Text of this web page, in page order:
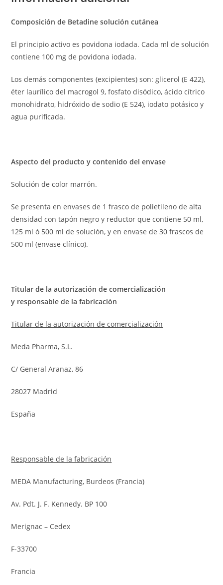
Composición de Betadine solución cutánea
El principio activo es povidona iodada. Cada ml de solución
contiene 100 mg de povidona iodada.
Los demás componentes (excipientes) son: glicerol (E 422),
éter laurílico del macrogol 9, fosfato disódico, ácido cítrico
monohidrato, hidróxido de sodio (E 524), iodato potásico y
agua purificada.
Aspecto del producto y contenido del envase
Solución de color marrón.
Se presenta en envases de 1 frasco de polietileno de alta
densidad con tapón negro y reductor que contiene 50 ml,
125 ml ó 500 ml de solución, y en envase de 30 frascos de
500 ml (envase clínico).
Titular de la autorización de comercialización
y responsable de la fabricación
Titular de la autorización de comercialización
Meda Pharma, S.L.
C/ General Aranaz, 86
28027 Madrid
España
Responsable de la fabricación
MEDA Manufacturing, Burdeos (Francia)
Av. Pdt. J. F. Kennedy. BP 100
Merignac – Cedex
F-33700
Francia